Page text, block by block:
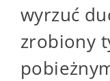
wyrzuć
zrobiony